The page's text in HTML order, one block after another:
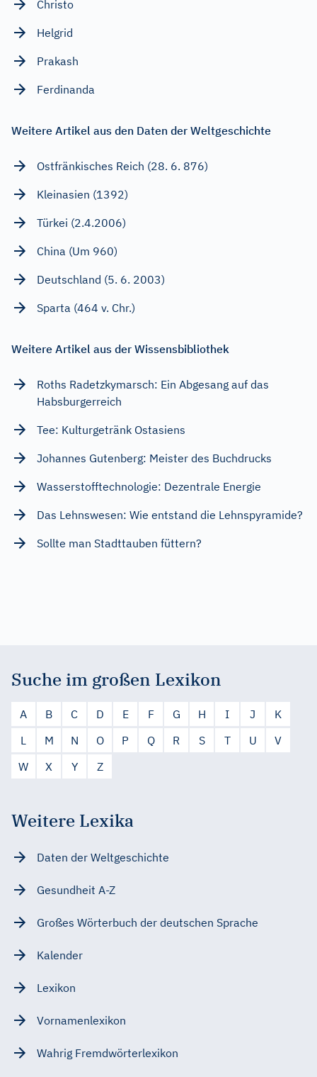
Christo
Helgrid
Prakash
Ferdinanda
Weitere Artikel aus den Daten der Weltgeschichte
Ostfränkisches Reich (28. 6. 876)
Kleinasien (1392)
Türkei (2.4.2006)
China (Um 960)
Deutschland (5. 6. 2003)
Sparta (464 v. Chr.)
Weitere Artikel aus der Wissensbibliothek
Roths Radetzkymarsch: Ein Abgesang auf das
Habsburgerreich
Tee: Kulturgetränk Ostasiens
Johannes Gutenberg: Meister des Buchdrucks
Wasserstofftechnologie: Dezentrale Energie
Das Lehnswesen: Wie entstand die Lehnspyramide?
Sollte man Stadttauben füttern?
Suche im großen Lexikon
A B C D E F G H I J
K
L
M N O P Q R S T U
V
W
X Y Z
Weitere Lexika
Daten der Weltgeschichte
Gesundheit A-Z
Großes Wörterbuch der deutschen Sprache
Kalender
Lexikon
Vornamenlexikon
Wahrig Fremdwörterlexikon